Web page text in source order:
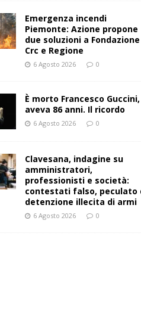
Emergenza incendi
Piemonte: Azione propone
due soluzioni a Fondazione
Crc e Regione
6 Agosto 2026 0
È morto Francesco Guccini,
aveva 86 anni. Il ricordo
6 Agosto 2026 0
Clavesana, indagine su
amministratori,
professionisti e società:
contestati falso, peculato
detenzione illecita di armi
6 Agosto 2026 0